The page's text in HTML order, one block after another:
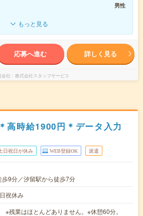
男性
もっと見る
応募へ進む 詳しく見る
社 株式会社スタッフサービス
高時給1900円＊データ入力
日祝日が休み WEB登録OK 派遣
歩9分／汐留駅から徒歩7分
祝休み
残業はほとんどありません。※休憩60分。